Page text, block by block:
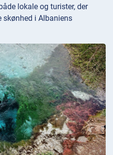
lokale og turister, der
skønhed i Albaniens